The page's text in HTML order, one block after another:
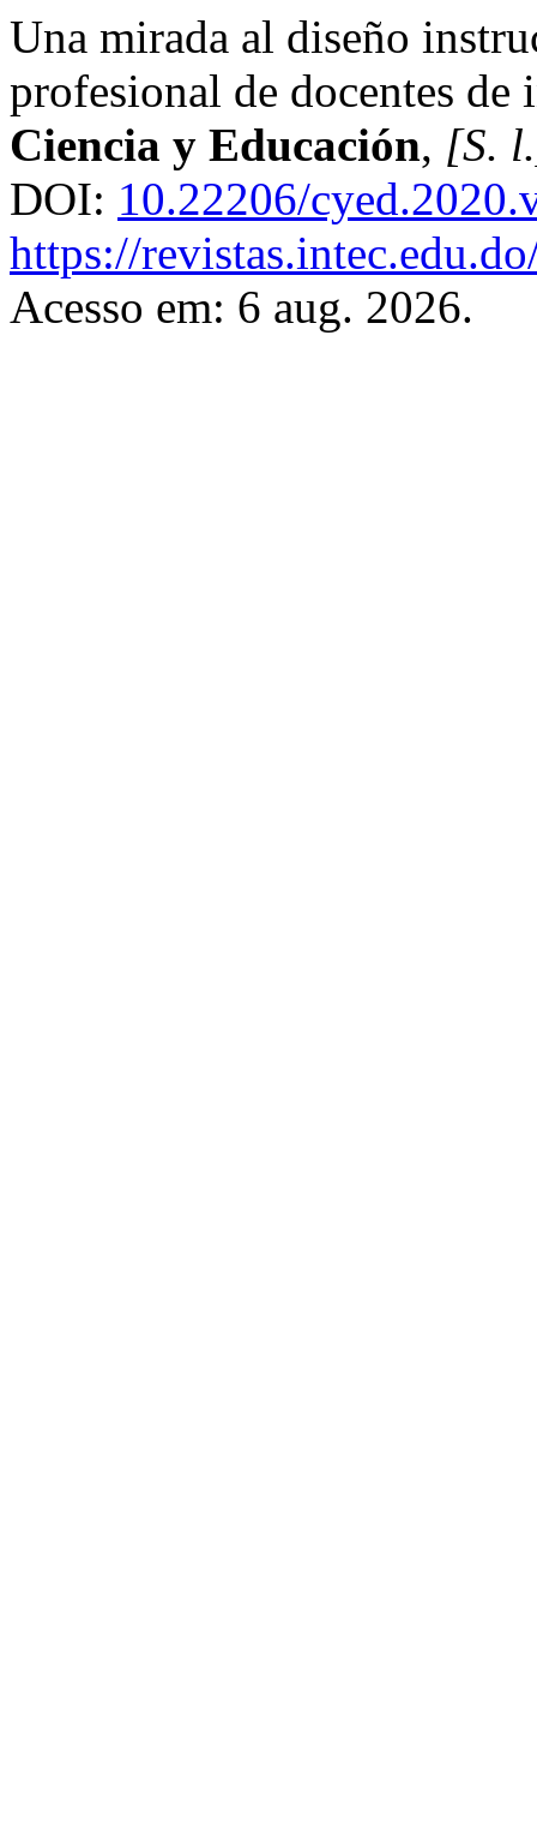
Una mirada al diseño
profesional de docentes de
Ciencia y Educación, [S.
DOI: 10.22206/
https://
Acesso em: 6 aug. 2026.